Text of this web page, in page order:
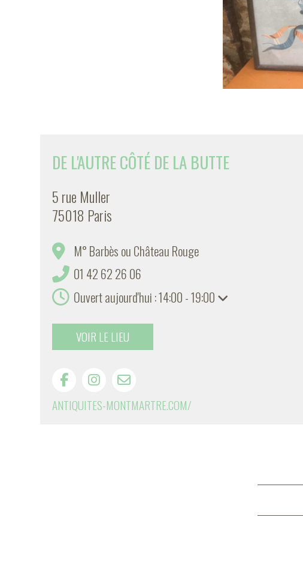
DE L'AUTRE CÔTÉ DE LA BUTTE
5 rue Muller
75018 Paris
M° Barbès ou Château Rouge
01 42 62 26 06
Ouvert aujourd'hui : 14:00 - 19:00
VOIR LE LIEU
ANTIQUITES-MONTMARTRE.COM/